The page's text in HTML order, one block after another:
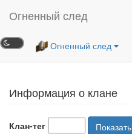
Огненный след
Огненный след
Информация о клане
Клан-тег Показать